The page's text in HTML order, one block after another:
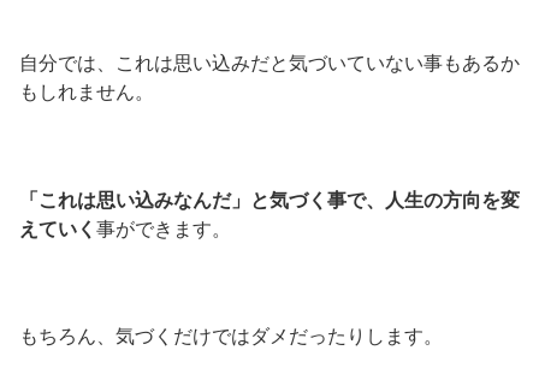
自分では、これは思い込みだと気づいていない事もあるか
もしれません。
「これは思い込みなんだ」と気づく事で、人生の方向を変
えていく 事ができます。
もちろん、気づくだけではダメだったりします。